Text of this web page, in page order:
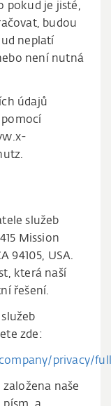
pokud je jisté,
budou
neplatí
není nutná
údajů
služeb
Mission
94105, USA.
která naší
řešení.
zde:
privacy/
naše